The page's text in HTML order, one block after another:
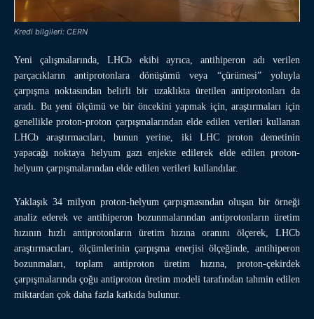
Kredi bilgileri: CERN
Yeni çalışmalarında, LHCb ekibi ayrıca, antihiperon adı verilen
parçacıkların antiprotonlara dönüşümü veya “çürümesi” yoluyla
çarpışma noktasından belirli bir uzaklıkta üretilen antiprotonları da
aradı. Bu yeni ölçümü ve bir öncekini yapmak için, araştırmaları için
genellikle proton-proton çarpışmalarından elde edilen verileri kullanan
LHCb araştırmacıları, bunun yerine, iki LHC proton demetinin
yapacağı noktaya helyum gazı enjekte edilerek elde edilen proton-
helyum çarpışmalarından elde edilen verileri kullandılar.
Yaklaşık 34 milyon proton-helyum çarpışmasından oluşan bir örneği
analiz ederek ve antihiperon bozunmalarından antiprotonların üretim
hızının hızlı antiprotonların üretim hızına oranını ölçerek, LHCb
araştırmacıları, ölçümlerinin çarpışma enerjisi ölçeğinde, antihiperon
bozunmaları, toplam antiproton üretim hızına, proton-çekirdek
çarpışmalarında çoğu antiproton üretim modeli tarafından tahmin edilen
miktardan çok daha fazla katkıda bulunur.